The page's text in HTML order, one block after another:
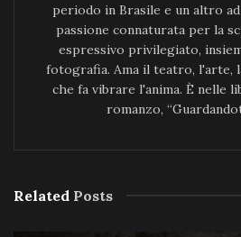
periodo in Brasile e un altro ad
passione connaturata per la
espressivo privilegiato,
fotografia. Ama il teatro, l'arte,
che fa vibrare l'anima. È nelle
romanzo,
Related Posts